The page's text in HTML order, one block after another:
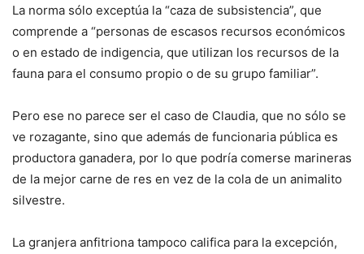
La norma sólo exceptúa la “caza de subsistencia”, que
comprende a “personas de escasos recursos económicos
o en estado de indigencia, que utilizan los recursos de la
fauna para el consumo propio o de su grupo familiar”.
Pero ese no parece ser el caso de Claudia, que no sólo se
ve rozagante, sino que además de funcionaria pública es
productora ganadera, por lo que podría comerse marineras
de la mejor carne de res en vez de la cola de un animalito
silvestre.
La granjera anfitriona tampoco califica para la excepción,